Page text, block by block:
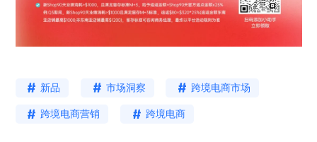
新品 市场洞察 跨境电商市场
跨境电商营销 跨境电商